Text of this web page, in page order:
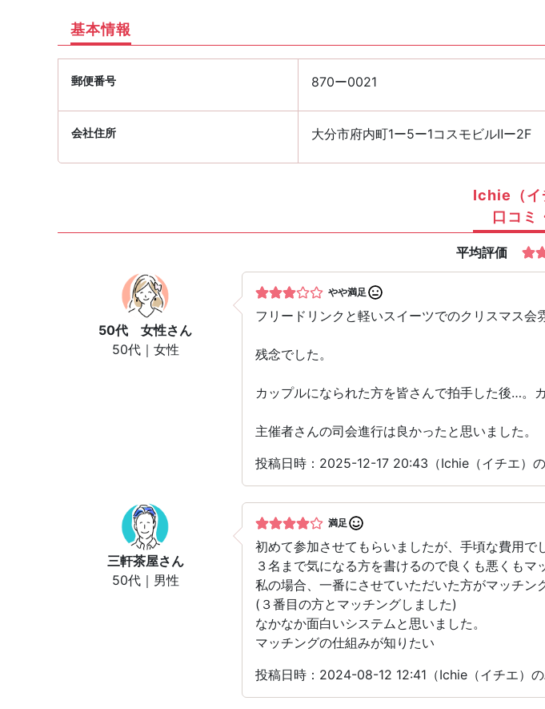
基本情報
郵便番号 870ー0021
会社住所 大分市府内町1ー5ー1コスモビルⅡー2F
Ichie（イ
口コミ
平均評価
50代 女性さん
50代｜女性
やや満足
フリードリンクと軽いスイーツでのクリスマス
残念でした。
カップルになられた方を皆さんで拍手した後…。
主催者さんの司会進行は良かったと思いました。
投稿日時：2025-12-17 20:43（Ichie（イチエ）の
三軒茶屋さん
50代｜男性
満足
初めて参加させてもらいましたが、手頃な費用で
３名まで気になる方を書けるので良くも悪くもマ
私の場合、一番にさせていただいた方がマッチン
(３番目の方とマッチングしました)
なかなか面白いシステムと思いました。
マッチングの仕組みが知りたい
投稿日時：2024-08-12 12:41（Ichie（イチエ）の